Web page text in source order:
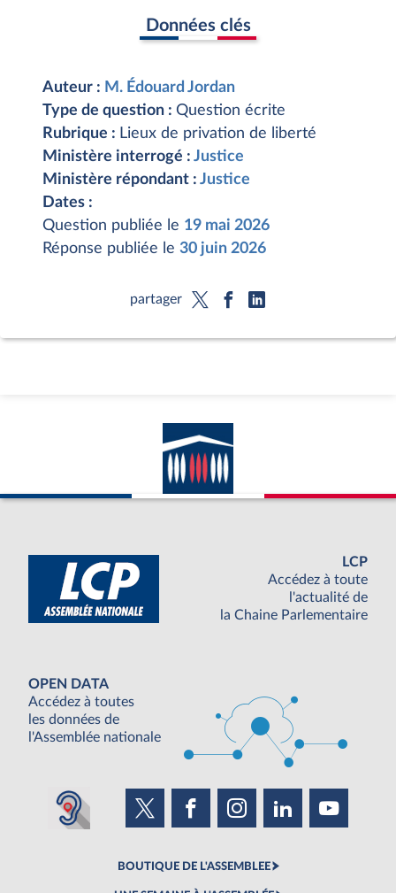
Données clés
Auteur : M. Édouard Jordan
Type de question : Question écrite
Rubrique : Lieux de privation de liberté
Ministère interrogé : Justice
Ministère répondant : Justice
Dates :
Question publiée le 19 mai 2026
Réponse publiée le 30 juin 2026
partager
LCP
Accédez à toute
l'actualité de
la Chaine Parlementaire
OPEN DATA
Accédez à toutes
les données de
l'Assemblée nationale
BOUTIQUE DE L'ASSEMBLEE